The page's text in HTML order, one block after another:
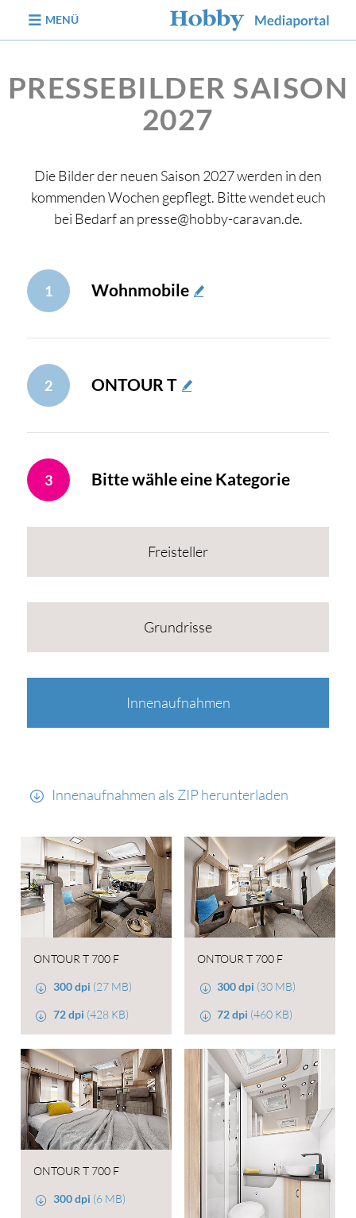
MENÜ
PRESSEBILDER SAISON
2027
Die Bilder der neuen Saison 2027 werden in den
kommenden Wochen gepflegt. Bitte wendet euch
bei Bedarf an presse@hobby-caravan.de.
1 Wohnmobile
2 ONTOUR T
3 Bitte wähle eine Kategorie
Freisteller
Grundrisse
Innenaufnahmen
Innenaufnahmen als ZIP herunterladen
ONTOUR T 700 F
300 dpi (27 MB)
72 dpi (428 KB)
ONTOUR T 700 F
300 dpi (30 MB)
72 dpi (460 KB)
ONTOUR T 700 F
300 dpi (6 MB)